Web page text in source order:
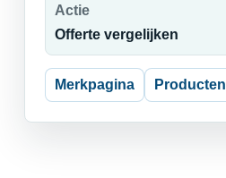
Actie
Offerte vergelijken
Merkpagina Producten